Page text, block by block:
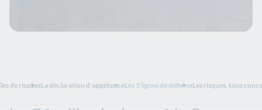
de risquesLa déclaration d'appétenceLes 3 lignes de défenseLes risques, tous